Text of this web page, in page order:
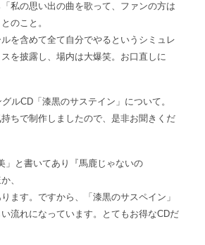
私の思い出の曲を歌って、ファンの方は
のこと。
を含めて全て自分でやるというシミュレ
を披露し、場内は大爆笑。お口直しに
ルCD「漆黒のサステイン」について。
ちで制作しましたので、是非お聞きくだ
」と書いてあり『馬鹿じゃないの
、
ます。ですから、「漆黒のサスペイン」
流れになっています。とてもお得なCDだ